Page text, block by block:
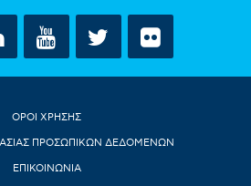
ΟΡΟΙ ΧΡΗΣΗΣ
ΠΡΟΣΩΠΙΚΩΝ ΔΕΔΟΜΕΝΩΝ
ΕΠΙΚΟΙΝΩΝΙΑ